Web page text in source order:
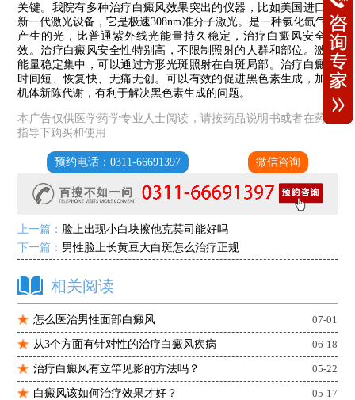
关键。我院有多种治疗白癜风效果突出的仪器，比如美国进口的
新一代激光设备，它是极速308nm准分子激光。是一种氯化氙气体
产生的光，比普通紫外线光能量持久稳定，治疗白癜风安全高
效。治疗白癜风安全性特别高，不限制照射的人群和部位。激光
能量稳定集中，可以通过方形光斑照射在白斑局部。治疗白癜风
时间短、恢复快、无痛无创。可以有效的促进黑色素生成，加快
机体新陈代谢，有利于解决黑色素生成的问题。
本广告仅供医学药学专业人士阅读，请按药品说明书或者在药师
指导下购买和使用
预约电话：0311-66691397 微信咨询
上一篇： 脸上出现小白块擦他克莫司能好吗
下一篇： 男性脸上长黄豆大白斑怎么治疗正规
相关阅读
怎么医治男性面部白癜风 07-01
从3个方面有针对性的治疗白癜风疾病 06-18
治疗白癜风有立竿见影的方法吗？ 05-22
白癜风该如何治疗效果才好？ 05-17